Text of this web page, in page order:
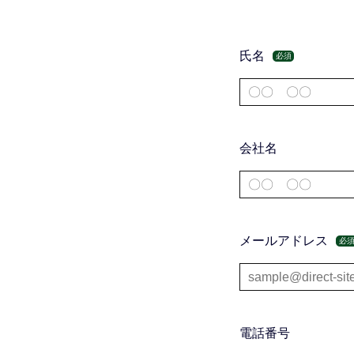
氏名 必須
会社名
メールアドレス 必須
電話番号